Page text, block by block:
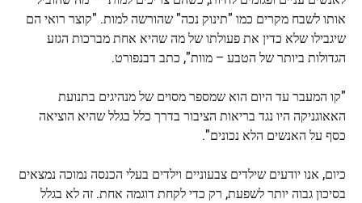
אותו לשבח מקרים כמו "תינוק נכה" שהורשה למות. "קוצר רואי הם
שיגבילו שלא כדין את פעולתו של מה שהיא אחת מברכות הגזע
הגדולות ביותר של הטבע – מוות", כתב דבנפורט.
"קו המעבר עד היום הוא שמספר מסוים של מנהיגים בתנועת
האאוגניקה היו נגד בריאות הציבור בדרך כלל בגלל שהיא הוציאה
כסף על האנשים הלא נכונים".
כיום, אנו יודעים שילדים צבעוניים וילדים בעלי הכנסה נמוכה נמצאים
בסיכון גבוה יותר לשפעת, רק כדי לקחת דוגמה אחת. זה לא בגלל